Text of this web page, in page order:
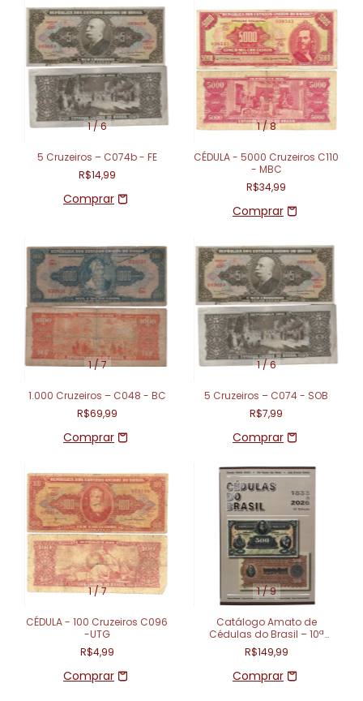
1/6
5 Cruzeiros – C074b - FE
R$14,99
1/8
CÉDULA - 5000 Cruzeiros C110
- MBC
R$34,99
1/7
1.000 Cruzeiros – C048 - BC
R$69,99
1/6
5 Cruzeiros – C074 - SOB
R$7,99
1/7
CÉDULA - 100 Cruzeiros C096
-UTG
R$4,99
1/9
Catálogo Amato de
Cédulas do Brasil – 10ª
Edição (2026)
R$149,99